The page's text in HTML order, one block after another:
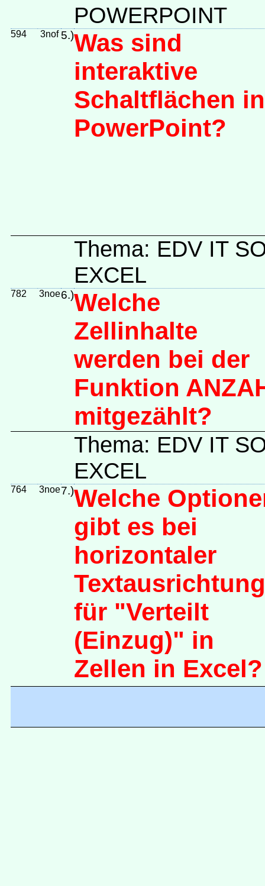
POWERPOINT
594 3nof 5.)Was sind
interaktive
Schaltflächen in
PowerPoint?
Thema: EDV IT
EXCEL
782 3noe6.)Welche
Zellinhalte
werden bei der
Funktion
mitgezählt?
Thema: EDV IT
EXCEL
764 3noe7.)Welche
gibt es bei
horizontaler
Textausrichtung
für "Verteilt
(Einzug)" in
Zellen in Excel?